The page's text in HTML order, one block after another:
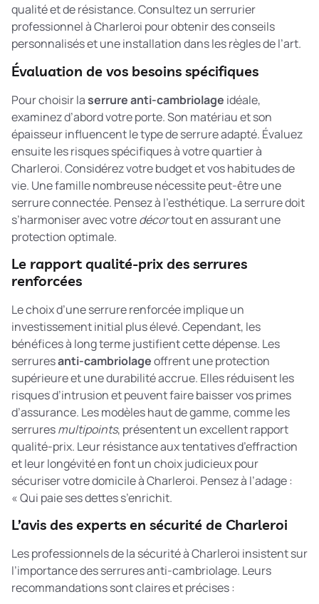
qualité et de résistance. Consultez un serrurier
professionnel à Charleroi pour obtenir des conseils
personnalisés et une installation dans les règles de l’art.
Évaluation de vos besoins spécifiques
Pour choisir laserrure anti-cambriolage idéale,
examinez d’abord votre porte. Son matériau et son
épaisseur influencent le type de serrure adapté. Évaluez
ensuite les risques spécifiques à votre quartier à
Charleroi. Considérez votre budget et vos habitudes de
vie. Une famille nombreuse nécessite peut-être une
serrure connectée. Pensez à l’esthétique. La serrure doit
s’harmoniser avec votredécortout en assurant une
protection optimale.
Le rapport qualité-prix des serrures
renforcées
Le choix d’une serrure renforcée implique un
investissement initial plus élevé. Cependant, les
bénéfices à long terme justifient cette dépense. Les
serruresanti-cambriolageoffrent une protection
supérieure et une durabilité accrue. Elles réduisent les
risques d’intrusion et peuvent faire baisser vos primes
d’assurance. Les modèles haut de gamme, comme les
serruresmultipoints, présentent un excellent rapport
qualité-prix. Leur résistance aux tentatives d’effraction
et leur longévité en font un choix judicieux pour
sécuriser votre domicile à Charleroi. Pensez à l’adage :
« Qui paie ses dettes s’enrichit.
L’avis des experts en sécurité de Charleroi
Les professionnels de la sécurité à Charleroi insistent sur
l’importance des serrures anti-cambriolage. Leurs
recommandations sont claires et précises :